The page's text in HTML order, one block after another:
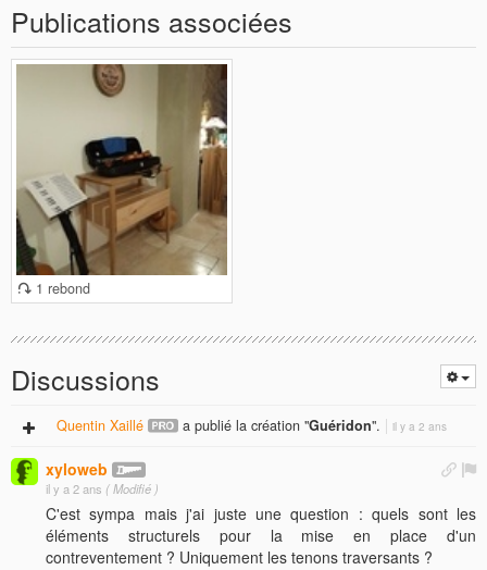
Publications associées
1 rebond
Discussions
Quentin Xaillé a publié la création "Guéridon". il y a 2 ans
xyloweb
il y a 2 ans ( Modifié )
C'est sympa mais j'ai juste une question : quels sont les
éléments structurels pour la mise en place d'un
contreventement ? Uniquement les tenons traversants ?